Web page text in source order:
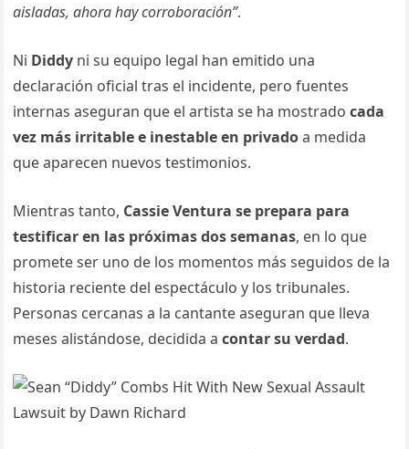
aisladas, ahora hay corroboración”.
Ni Diddy ni su equipo legal han emitido una
declaración oficial tras el incidente, pero fuentes
internas aseguran que el artista se ha mostradocada
vez más irritable e inestable en privadoa medida
que aparecen nuevos testimonios.
Mientras tanto, Cassie Ventura se prepara para
testificar en las próximas dos semanas, en lo que
promete ser uno de los momentos más seguidos de la
historia reciente del espectáculo y los tribunales.
Personas cercanas a la cantante aseguran que lleva
meses alistándose, decidida acontar su verdad.